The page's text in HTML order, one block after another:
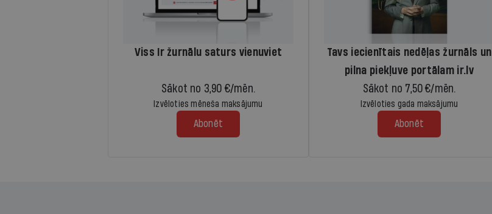
Viss Ir žurnālu saturs vienuviet
Sākot no 3,90 €/mēn.
Izvēloties mēneša maksājumu
Abonēt
Tavs iecienītais nedēļas žurnāls un
pilna piekļuve portālam ir.lv
Sākot no 7,50 €/mēn.
Izvēloties gada maksājumu
Abonēt